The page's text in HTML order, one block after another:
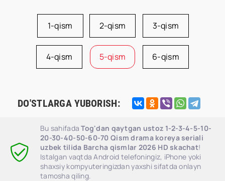
1-qism 2-qism 3-qism
4-qism 5-qism 6-qism
DO'STLARGA YUBORISH:
Bu sahifadaTog'dan qaytgan ustoz 1-2-3-4-5-10-
20-30-40-50-60-70 Qism drama koreya seriali
uzbek tilida Barcha qismlar 2026 HD skachat!
Istalgan vaqtda Android telefoningiz, iPhone yoki
shaxsiy kompyuteringizdan yaxshi sifatda onlayn
tamosha qiling.